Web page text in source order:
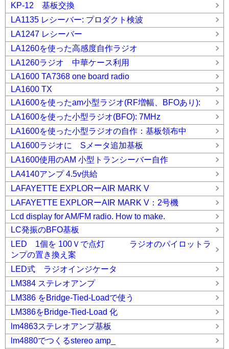
KP-12 基板交換
LA1135 レシーバー: プロダクト検波
LA1247 レシーバー
LA1260を使った高感度自作ラジオ
LA1260ラジオ 中華ケース利用
LA1600 TA7368 one board radio
LA1600 TX
LA1600を使ったam小型ラジオ(RF増幅、BFOあり):
LA1600を使った小型ラジオ(BFO): 7MHz
LA1600を使った小型ラジオの自作：基板領布中
LA1600ラジオに Sメータ追加基板
LA1600使用のAM 小型トランシーバー自作
LA4140アンプ 4.5v供給
LAFAYETTE EXPLORーAIR MARK V
LAFAYETTE EXPLORーAIR MARK V：2号機
Lcd display for AM/FM radio. How to make.
LC発振のBFO基板
LED 1個を 100Ｖで点灯 ラジオのパイロットラ
ンプの置き換え案
LED式 ラジオインジケータ
LM384 ステレオアンプ
LM386 をBridge-Tied-Loadで使う
LM386をBridge-Tied-Load 化
lm4863ステレオアンプ基板
lm4880でつくるstereo amp_